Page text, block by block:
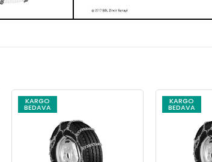
KARGO
BEDAVA
KARGO
BEDAVA